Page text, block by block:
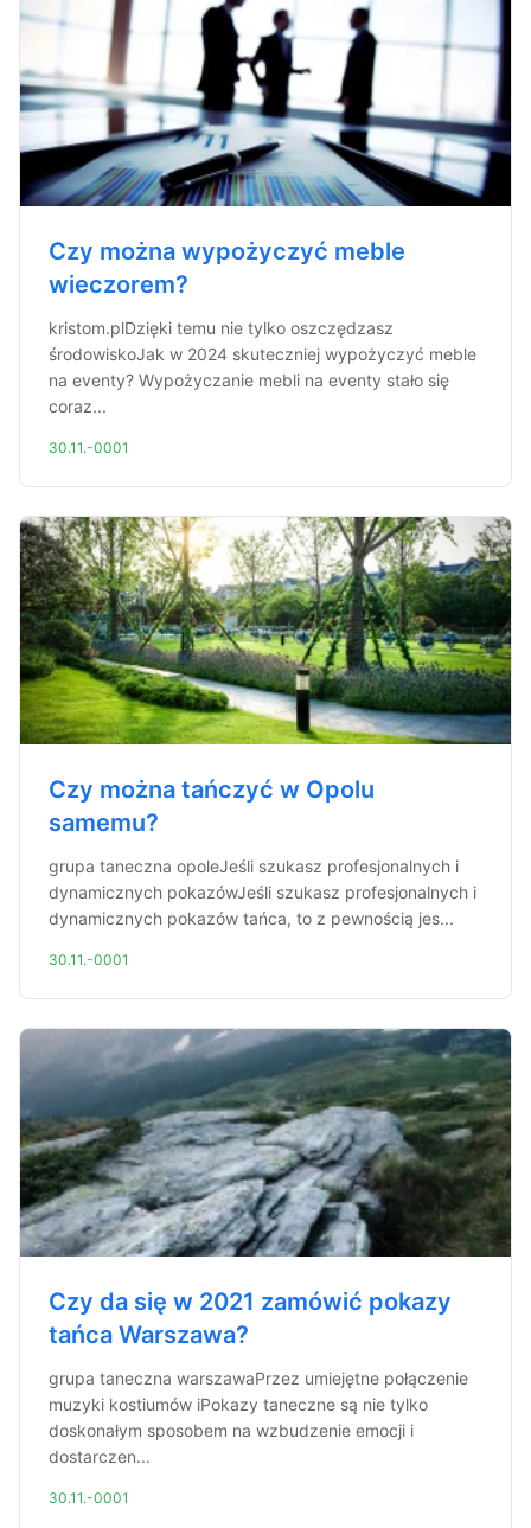
Czy można wypożyczyć meble
wieczorem?
kristom.plDzięki temu nie tylko oszczędzasz
środowiskoJak w 2024 skuteczniej wypożyczyć meble
na eventy? Wypożyczanie mebli na eventy stało się
coraz...
30.11.-0001
Czy można tańczyć w Opolu
samemu?
grupa taneczna opoleJeśli szukasz profesjonalnych i
dynamicznych pokazówJeśli szukasz profesjonalnych i
dynamicznych pokazów tańca, to z pewnością jes...
30.11.-0001
Czy da się w 2021 zamówić pokazy
tańca Warszawa?
grupa taneczna warszawaPrzez umiejętne połączenie
muzyki kostiumów iPokazy taneczne są nie tylko
doskonałym sposobem na wzbudzenie emocji i
dostarczen...
30.11.-0001